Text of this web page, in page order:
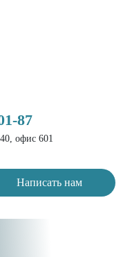
87
офис 601
Написать нам